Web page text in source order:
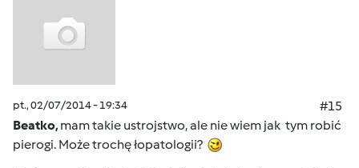
pt., 02/07/2014 - 19:34
#15
Beatko, mam takie ustrojstwo, ale nie wiem jak tym robić
pierogi. Może trochę łopatologii?